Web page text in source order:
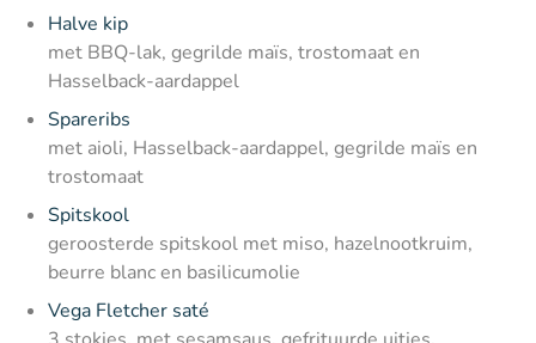
Halve kip
met BBQ-lak, gegrilde maïs, trostomaat en
Hasselback-aardappel
Spareribs
met aioli, Hasselback-aardappel, gegrilde maïs en
trostomaat
Spitskool
geroosterde spitskool met miso, hazelnootkruim,
beurre blanc en basilicumolie
Vega Fletcher saté